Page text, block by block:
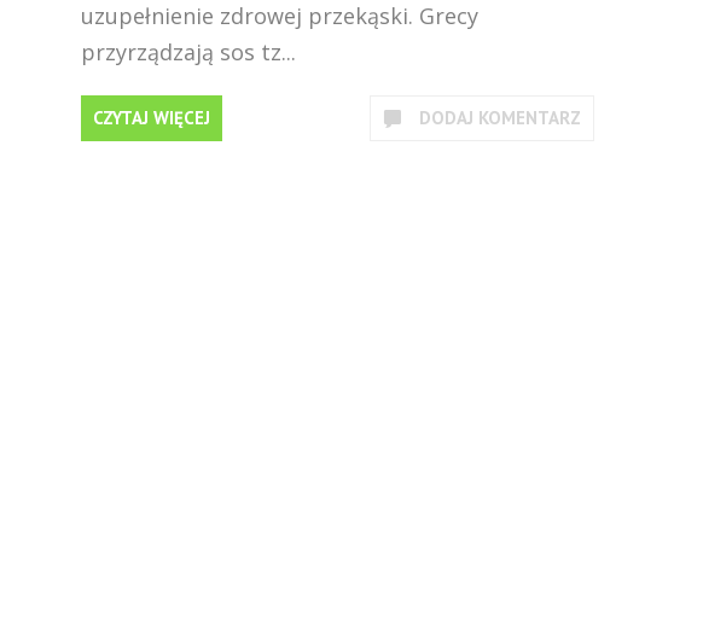
uzupełnienie zdrowej przekąski. Grecy
przyrządzają sos tz...
CZYTAJ WIĘCEJ DODAJ KOMENTARZ